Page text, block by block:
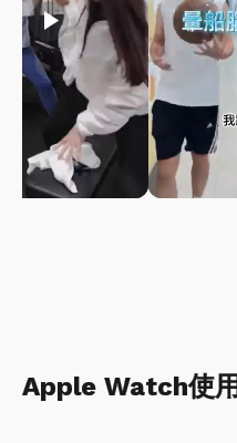
play_arrow
Apple Watch使